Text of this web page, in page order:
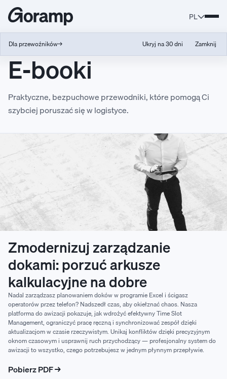
PL
Dla przewoźników→ Ukryj na 30 dni Zamknij
E-booki
Praktyczne, bezpuchowe przewodniki, które pomogą Ci
szybciej poruszać się w logistyce.
Zmodernizuj zarządzanie
dokami: porzuć arkusze
kalkulacyjne na dobre
Nadal zarządzasz planowaniem doków w programie Excel i ścigasz
operatorów przez telefon? Nadszedł czas, aby okiełznać chaos. Nasza
platforma do awizacji pokazuje, jak wdrożyć efektywny Time Slot
Management, ograniczyć pracę ręczną i synchronizować zespół dzięki
aktualizacjom w czasie rzeczywistym. Unikaj konfliktów dzięki precyzyjnym
oknom czasowym i usprawnij ruch przychodzący — profesjonalny system do
awizacji to wszystko, czego potrzebujesz w jednym płynnym przepływie.
Pobierz PDF →